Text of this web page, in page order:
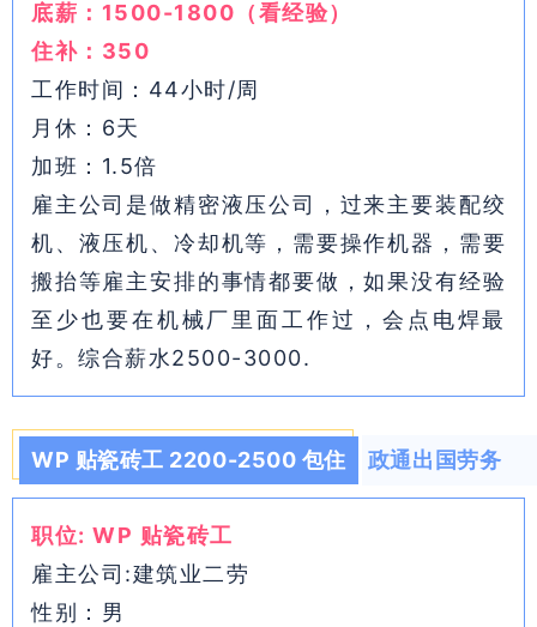
底薪：1500-1800（看经验）
住补：350
工作时间：44小时/周
月休：6天
加班：1.5倍
雇主公司是做精密液压公司，过来主要装配绞
机、液压机、冷却机等，需要操作机器，需要
搬抬等雇主安排的事情都要做，如果没有经验
至少也要在机械厂里面工作过，会点电焊最
好。综合薪水2500-3000.
WP 贴瓷砖工 2200-2500 包住 政通出国劳务
职位: WP 贴瓷砖工
雇主公司:建筑业二劳
性别：男